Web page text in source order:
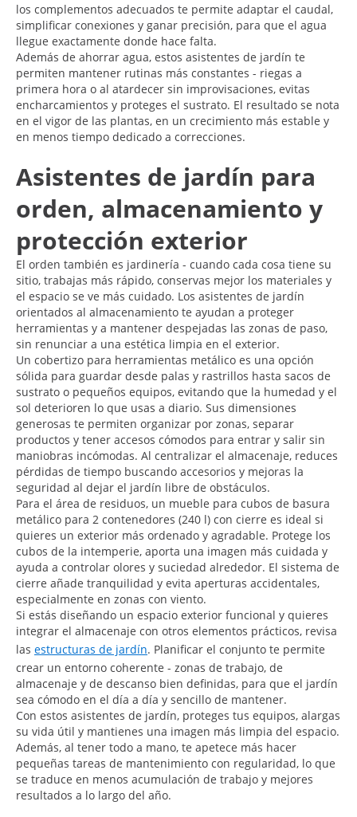
los complementos adecuados te permite adaptar el caudal,
simplificar conexiones y ganar precisión, para que el agua
llegue exactamente donde hace falta.
Además de ahorrar agua, estos asistentes de jardín te
permiten mantener rutinas más constantes - riegas a
primera hora o al atardecer sin improvisaciones, evitas
encharcamientos y proteges el sustrato. El resultado se nota
en el vigor de las plantas, en un crecimiento más estable y
en menos tiempo dedicado a correcciones.
Asistentes de jardín para
orden, almacenamiento y
protección exterior
El orden también es jardinería - cuando cada cosa tiene su
sitio, trabajas más rápido, conservas mejor los materiales y
el espacio se ve más cuidado. Los asistentes de jardín
orientados al almacenamiento te ayudan a proteger
herramientas y a mantener despejadas las zonas de paso,
sin renunciar a una estética limpia en el exterior.
Un cobertizo para herramientas metálico es una opción
sólida para guardar desde palas y rastrillos hasta sacos de
sustrato o pequeños equipos, evitando que la humedad y el
sol deterioren lo que usas a diario. Sus dimensiones
generosas te permiten organizar por zonas, separar
productos y tener accesos cómodos para entrar y salir sin
maniobras incómodas. Al centralizar el almacenaje, reduces
pérdidas de tiempo buscando accesorios y mejoras la
seguridad al dejar el jardín libre de obstáculos.
Para el área de residuos, un mueble para cubos de basura
metálico para 2 contenedores (240 l) con cierre es ideal si
quieres un exterior más ordenado y agradable. Protege los
cubos de la intemperie, aporta una imagen más cuidada y
ayuda a controlar olores y suciedad alrededor. El sistema de
cierre añade tranquilidad y evita aperturas accidentales,
especialmente en zonas con viento.
Si estás diseñando un espacio exterior funcional y quieres
integrar el almacenaje con otros elementos prácticos, revisa
las estructuras de jardín. Planificar el conjunto te permite
crear un entorno coherente - zonas de trabajo, de
almacenaje y de descanso bien definidas, para que el jardín
sea cómodo en el día a día y sencillo de mantener.
Con estos asistentes de jardín, proteges tus equipos, alargas
su vida útil y mantienes una imagen más limpia del espacio.
Además, al tener todo a mano, te apetece más hacer
pequeñas tareas de mantenimiento con regularidad, lo que
se traduce en menos acumulación de trabajo y mejores
resultados a lo largo del año.